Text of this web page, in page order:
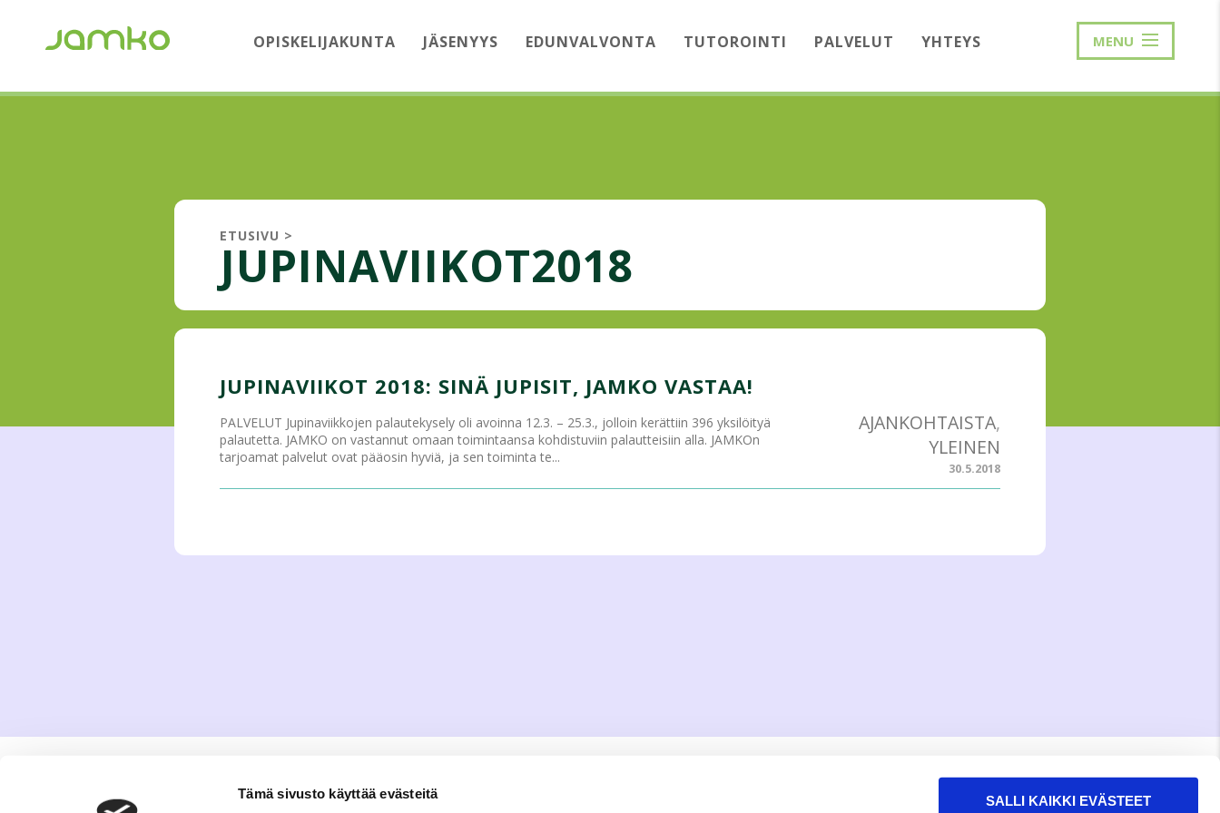
Tämä sivusto käyttää evästeitä SALLI KAIKKI EVÄSTEET
OPISKELIJAKUNTA JÄSENYYS EDUNVALVONTA TUTOROINTI PALVELUT YHTEYS MENU
ETUSIVU >
JUPINAVIIKOT2018
JUPINAVIIKOT 2018: SINÄ JUPISIT, JAMKO VASTAA!
PALVELUT Jupinaviikkojen palautekysely oli avoinna 12.3. – 25.3., jolloin kerättiin 396 yksilöityä
palautetta. JAMKO on vastannut omaan toimintaansa kohdistuviin palautteisiin alla. JAMKOn
tarjoamat palvelut ovat pääosin hyviä, ja sen toiminta te...
AJANKOHTAISTA,
YLEINEN
30.5.2018